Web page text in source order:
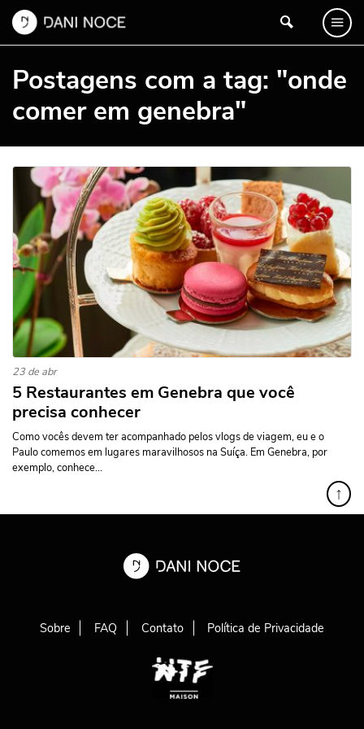
Postagens com a tag: "onde
comer em genebra"
23 de abr
5 Restaurantes em Genebra que você
precisa conhecer
Como vocês devem ter acompanhado pelos vlogs de viagem, eu e o
Paulo comemos em lugares maravilhosos na Suíça. Em Genebra, por
exemplo, conhece...
↑
Sobre FAQ Contato Política de Privacidade